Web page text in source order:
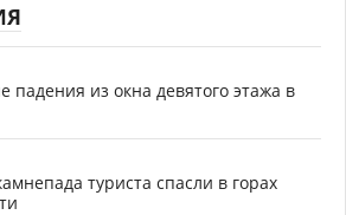
падения из окна девятого этажа в
туриста спасли в горах